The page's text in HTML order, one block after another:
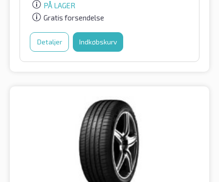
PÅ LAGER
Gratis forsendelse
Detaljer Indkøbskurv